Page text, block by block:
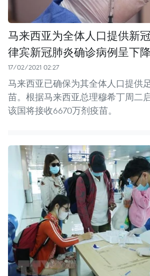
马来西亚为全体人口提供新
律宾新冠肺炎确诊病例呈下
17/02/2021 02:27
马来西亚已确保为其全体人口提供
苗。根据马来西亚总理穆希丁周二
该国将接收6670万剂疫苗。